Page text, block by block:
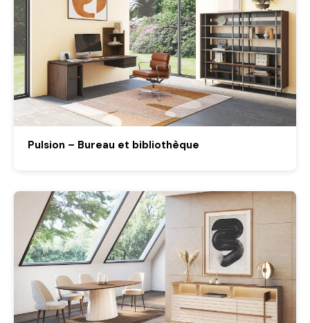
Pulsion – Bureau et bibliothèque